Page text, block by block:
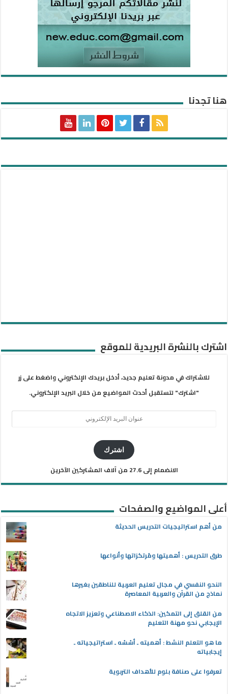
هنا تجدنا
اشترك بالنشرة البريدية للموقع
للاشتراك في مدونة تعليم جديد، أدخل بريدك الإلكتروني واضغط على زر
"اشترك" لتستقبل أحدث المواضيع من خلال البريد الإلكتروني.
اشترك
الانضمام إلى 27.6 من آلاف المشتركين الآخرين
أعلى المواضيع والصفحات
من أهم استراتيجيات التدريس الحديثة
طرق التدريس : أهميتها ومُرتكزاتها وأنواعها
النحو النفسي في مجال تعليم العربية للناطقين بغيرها
نماذج من القرآن والعربية المعاصرة
من القلق إلى التمكين: الذكاء الاصطناعي وتعزيز الاتجاه
الإيجابي نحو مهنة التعليم
ما هو التعلم النشط : أهميته ـ أسُسُه ـ استراتيجياته ـ
إيجابياته
تعرفوا على صنافة بلوم للأهداف التربوية